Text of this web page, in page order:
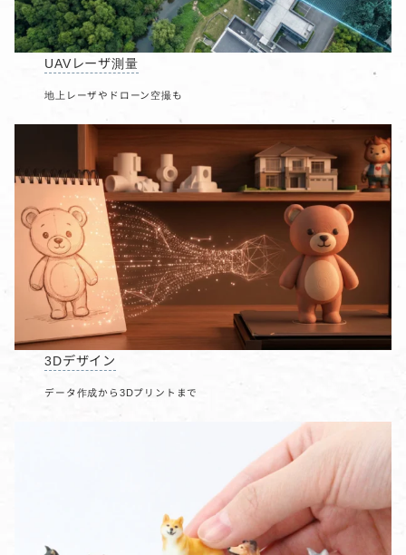
UAVレーザ測量
地上レーザやドローン空撮も
3Dデザイン
データ作成から3Dプリントまで